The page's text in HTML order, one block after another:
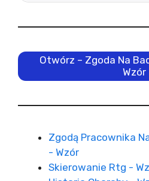
Otwórz – Zgoda Na
Wzór
Zgodą Pracownika
- Wzór
Skierowanie Rtg -